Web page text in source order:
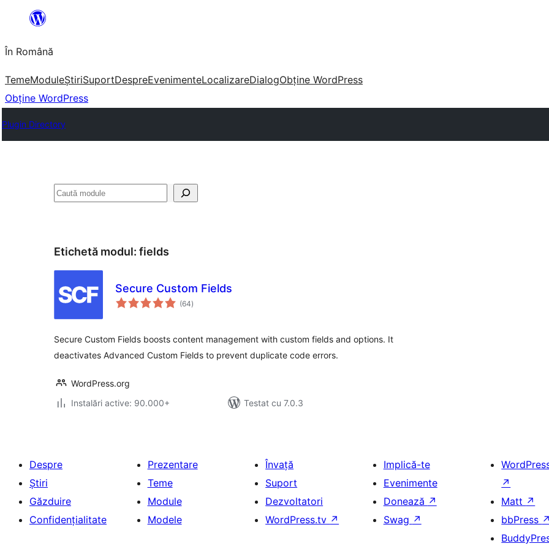
conținut
În Română
TemeModuleȘtiriSuportDespreEvenimenteLocalizareDialogObține WordPress
Obține WordPress
Plugin Directory
Caută
Etichetă modul: fields
Secure Custom Fields
(64total
aprecieri
)
Secure Custom Fields boosts content management with custom fields and options. It
deactivates Advanced Custom Fields to prevent duplicate code errors.
WordPress.org
Instalări active: 90.000+
Testat cu 7.0.3
Despre
Știri
Găzduire
Confidențialitate
Prezentare
Teme
Module
Modele
Învață
Suport
Dezvoltatori
WordPress.tv ↗
Implică-te
Evenimente
Donează ↗
Swag ↗
↗
Matt ↗
bbPress ↗